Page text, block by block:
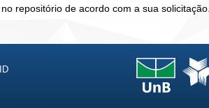
repositório de acordo com a sua solicitação.